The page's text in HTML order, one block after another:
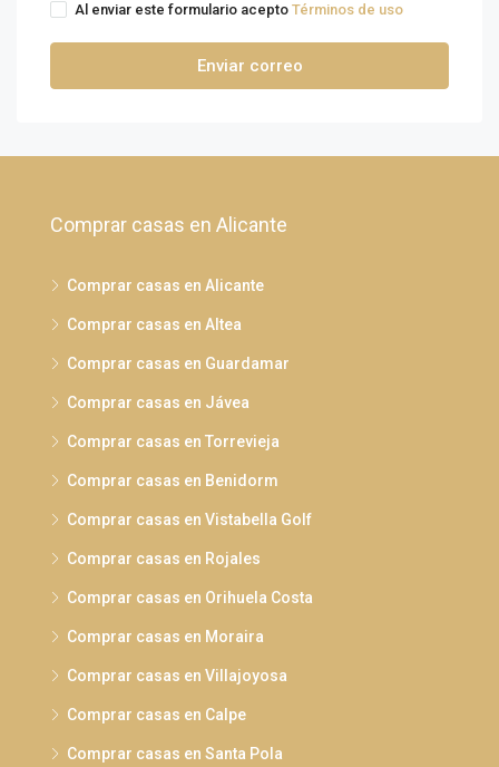
Al enviar este formulario acepto Términos de uso
Enviar correo
Comprar casas en Alicante
Comprar casas en Alicante
Comprar casas en Altea
Comprar casas en Guardamar
Comprar casas en Jávea
Comprar casas en Torrevieja
Comprar casas en Benidorm
Comprar casas en Vistabella Golf
Comprar casas en Rojales
Comprar casas en Orihuela Costa
Comprar casas en Moraira
Comprar casas en Villajoyosa
Comprar casas en Calpe
Comprar casas en Santa Pola